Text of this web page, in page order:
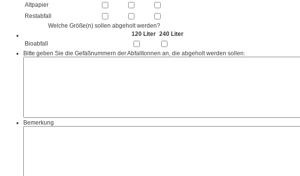
Altpapier
Restabfall
Welche Größe(n) sollen abgeholt werden?
120 Liter 240 Liter
Bioabfall
Bitte geben Sie die Gefäßnummern der Abfalltonnen an, die abgeholt werden sollen:
Bemerkung